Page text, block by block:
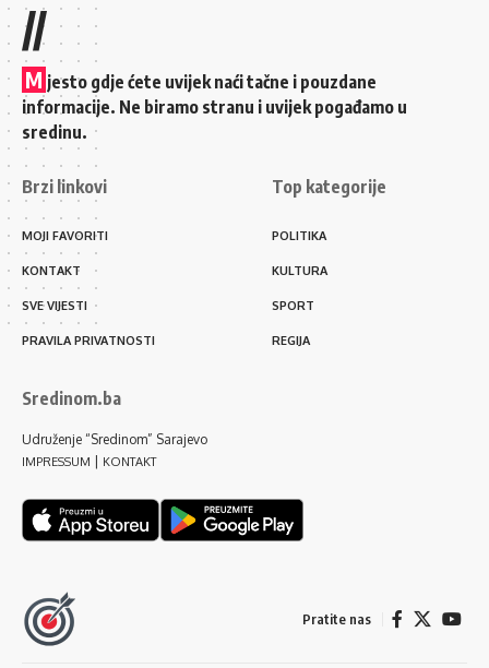
//
M jesto gdje ćete uvijek naći tačne i pouzdane
informacije. Ne biramo stranu i uvijek pogađamo u
sredinu.
Brzi linkovi
MOJI FAVORITI
KONTAKT
SVE VIJESTI
PRAVILA PRIVATNOSTI
Top kategorije
POLITIKA
KULTURA
SPORT
REGIJA
Sredinom.ba
Udruženje “Sredinom” Sarajevo
IMPRESSUM KONTAKT
Pratite nas